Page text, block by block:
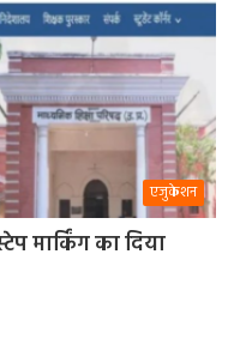
एजुकेशन
मार्किंग का दिया